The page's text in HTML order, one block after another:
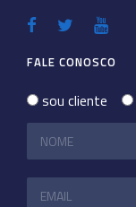
FALE CONOSCO
sou cliente